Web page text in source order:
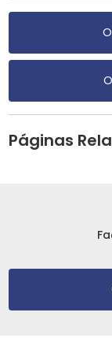
Páginas